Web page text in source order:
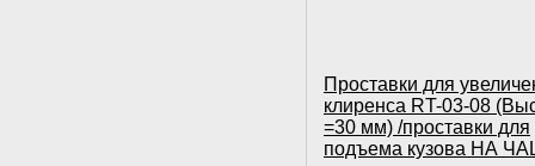
Проставки для
клиренса RT-03-08
=30 мм) /проставки для
подъема кузова НА